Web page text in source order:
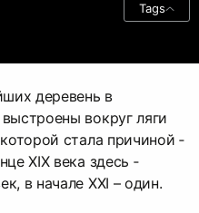
Tags
деревень в
вокруг ляги
­стала причиной
XIX века здесь
в начале XXI – один.